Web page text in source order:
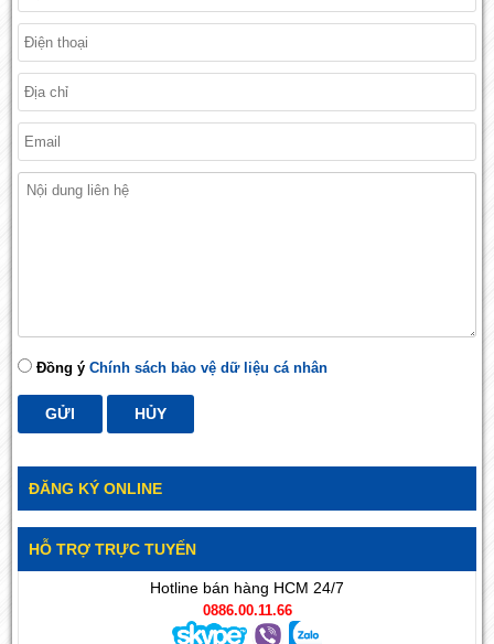
Đồng ýChính sách bảo vệ dữ liệu cá nhân
ĐĂNG KÝ ONLINE
HỖ TRỢ TRỰC TUYẾN
Hotline bán hàng HCM 24/7
0886.00.11.66